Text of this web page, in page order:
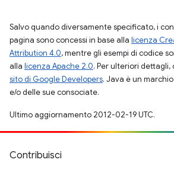
Salvo quando diversamente specificato, i
pagina sono concessi in base alla licenza
Attribution 4.0, mentre gli esempi di codice
alla licenza Apache 2.0. Per ulteriori dettagli,
sito di Google Developers. Java è un
e/o delle sue consociate.
Ultimo aggiornamento 2012-02-19 UTC.
Contribuisci